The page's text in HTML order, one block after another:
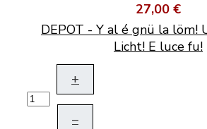
27,00 €
DEPOT - Y al é gnü la löm!
Licht! E luce fu!
+
–